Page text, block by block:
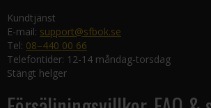
Kundtjänst
E-mail: support@sfbok.se
Tel: 08–440 00 66
Telefontider: 12-14 måndag-torsdag
Stängt helger